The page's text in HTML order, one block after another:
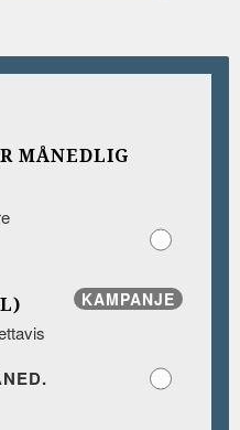
MÅNEDLIG
KAMPANJE
MÅNED.